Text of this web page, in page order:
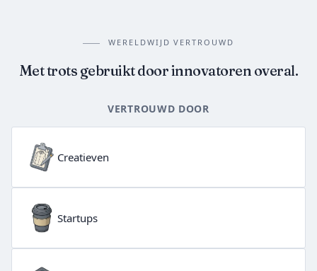
WERELDWIJD VERTROUWD
Met trots gebruikt door innovatoren overal.
VERTROUWD DOOR
Creatieven
Startups